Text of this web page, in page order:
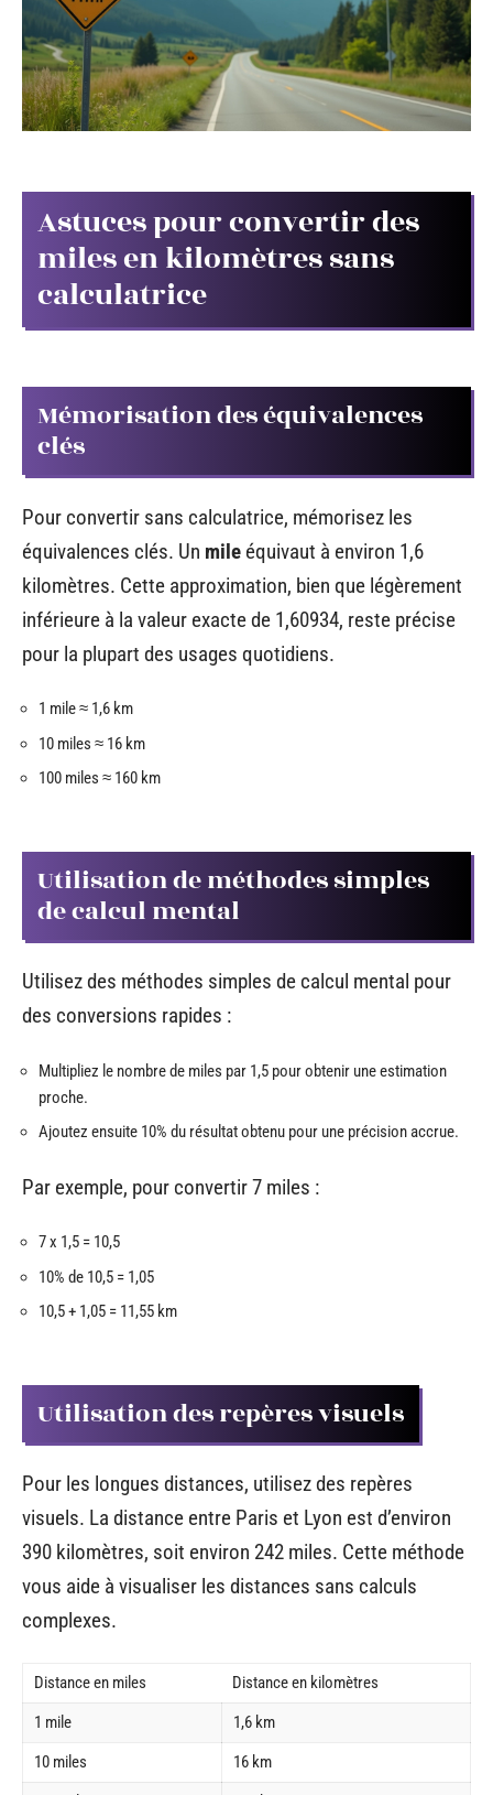
Astuces pour convertir des
miles en kilomètres sans
calculatrice
Mémorisation des équivalences
clés
Pour convertir sans calculatrice, mémorisez les
équivalences clés. Un mile équivaut à environ 1,6
kilomètres. Cette approximation, bien que légèrement
inférieure à la valeur exacte de 1,60934, reste précise
pour la plupart des usages quotidiens.
1 mile ≈ 1,6 km
10 miles ≈ 16 km
100 miles ≈ 160 km
Utilisation de méthodes simples
de calcul mental
Utilisez des méthodes simples de calcul mental pour
des conversions rapides :
Multipliez le nombre de miles par 1,5 pour obtenir une estimation
proche.
Ajoutez ensuite 10% du résultat obtenu pour une précision accrue.
Par exemple, pour convertir 7 miles :
7 x 1,5 = 10,5
10% de 10,5 = 1,05
10,5 + 1,05 = 11,55 km
Utilisation des repères visuels
Pour les longues distances, utilisez des repères
visuels. La distance entre Paris et Lyon est d’environ
390 kilomètres, soit environ 242 miles. Cette méthode
vous aide à visualiser les distances sans calculs
complexes.
Distance en miles
Distance en kilomètres
1 mile
1,6 km
10 miles
16 km